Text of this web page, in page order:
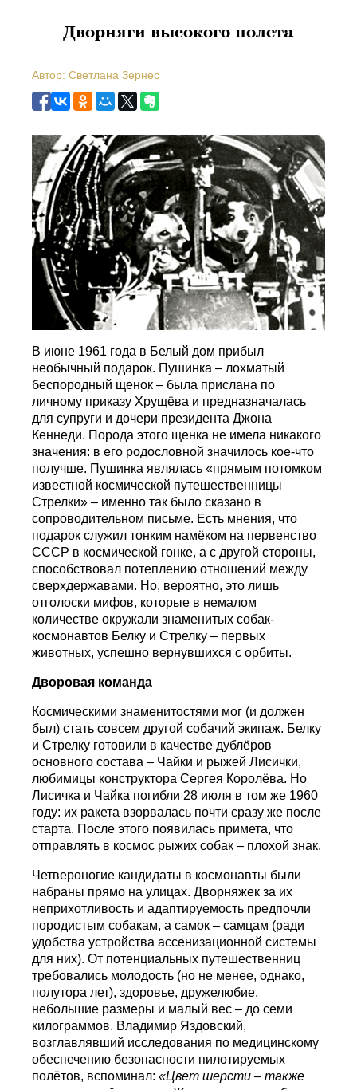
Дворняги высокого полета
Автор: Светлана Зернес
В июне 1961 года в Белый дом прибыл
необычный подарок. Пушинка – лохматый
беспородный щенок – была прислана по
личному приказу Хрущёва и предназначалась
для супруги и дочери президента Джона
Кеннеди. Порода этого щенка не имела никакого
значения: в его родословной значилось кое-что
получше. Пушинка являлась «прямым потомком
известной космической путешественницы
Стрелки» – именно так было сказано в
сопроводительном письме. Есть мнения, что
подарок служил тонким намёком на первенство
СССР в космической гонке, а с другой стороны,
способствовал потеплению отношений между
сверхдержавами. Но, вероятно, это лишь
отголоски мифов, которые в немалом
количестве окружали знаменитых собак-
космонавтов Белку и Стрелку – первых
животных, успешно вернувшихся с орбиты.
Дворовая команда
Космическими знаменитостями мог (и должен
был) стать совсем другой собачий экипаж. Белку
и Стрелку готовили в качестве дублёров
основного состава – Чайки и рыжей Лисички,
любимицы конструктора Сергея Королёва. Но
Лисичка и Чайка погибли 28 июля в том же 1960
году: их ракета взорвалась почти сразу же после
старта. После этого появилась примета, что
отправлять в космос рыжих собак – плохой знак.
Четвероногие кандидаты в космонавты были
набраны прямо на улицах. Дворняжек за их
неприхотливость и адаптируемость предпочли
породистым собакам, а самок – самцам (ради
удобства устройства ассенизационной системы
для них). От потенциальных путешественниц
требовались молодость (но не менее, однако,
полутора лет), здоровье, дружелюбие,
небольшие размеры и малый вес – до семи
килограммов. Владимир Яздовский,
возглавлявший исследования по медицинскому
обеспечению безопасности пилотируемых
полётов, вспоминал:«Цвет шерсти – также